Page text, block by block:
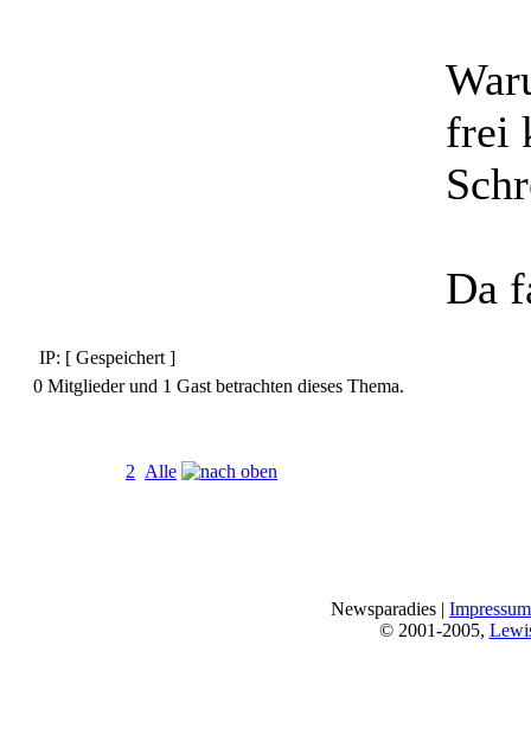
frei
Da
IP: [ Gespeichert ]
0 Mitglieder und 1 Gast betrachten dieses Thema.
2 Alle
Newsparadies | Impressum
© 2001-2005,